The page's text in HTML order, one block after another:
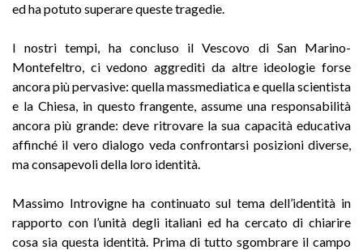
ed ha potuto superare queste tragedie.
I nostri tempi, ha concluso il Vescovo di San Marino-
Montefeltro, ci vedono aggrediti da altre ideologie forse
ancora più pervasive: quella massmediatica e quella scientista
e la Chiesa, in questo frangente, assume una responsabilità
ancora più grande: deve ritrovare la sua capacità educativa
affinché il vero dialogo veda confrontarsi posizioni diverse,
ma consapevoli della loro identità.
Massimo Introvigne ha continuato sul tema dell’identità in
rapporto con l’unità degli italiani ed ha cercato di chiarire
cosa sia questa identità. Prima di tutto sgombrare il campo